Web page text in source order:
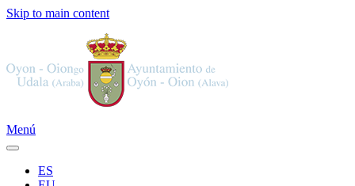
Skip to main content
Menú
ES